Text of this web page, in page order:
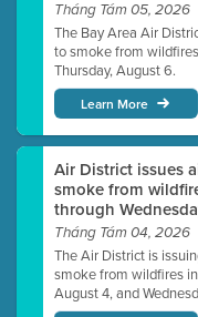
Tháng Tám 05, 2026
The Bay Area Air
to smoke from
Thursday, August 6.
Learn More
Air District issues
smoke from
through
Tháng Tám 04, 2026
The Air District is
smoke from wildfires
August 4, and